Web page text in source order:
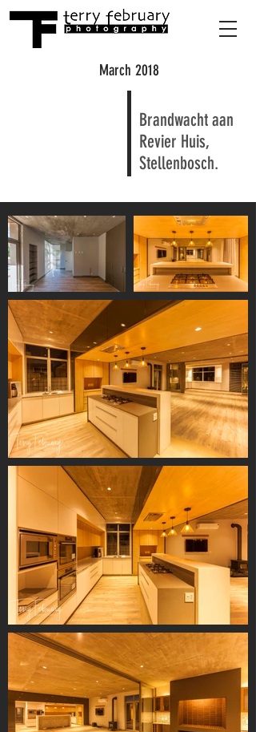
March 2018
Brandwacht aan
Revier Huis,
Stellenbosch.